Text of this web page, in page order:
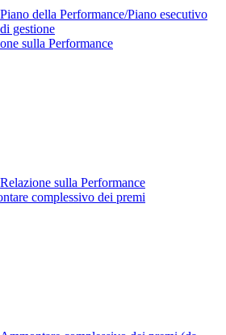
Piano della Performance/Piano esecutivo
di gestione
sulla Performance
Relazione sulla Performance
complessivo dei premi